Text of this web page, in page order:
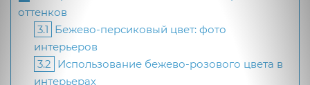
оттенков
3.1 Бежево-персиковый цвет: фото
интерьеров
3.2 Использование бежево-розового цвета в
интерьерах